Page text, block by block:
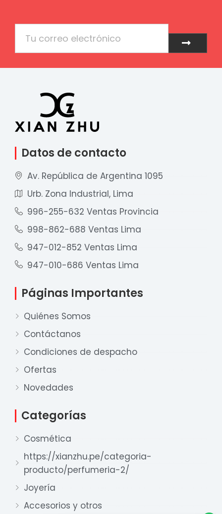
Enviar
Datos de contacto
Av. República de Argentina 1095
Urb. Zona Industrial, Lima
996-255-632 Ventas Provincia
998-862-688 Ventas Lima
947-012-852 Ventas Lima
947-010-686 Ventas Lima
Páginas Importantes
Quiénes Somos
Contáctanos
Condiciones de despacho
Ofertas
Novedades
Categorías
Cosmética
https://xianzhu.pe/categoria-
producto/perfumeria-2/
Joyería
Accesorios y otros
para responder a sus preguntas. ¡Lo
Disponible
Ventas Lima 1